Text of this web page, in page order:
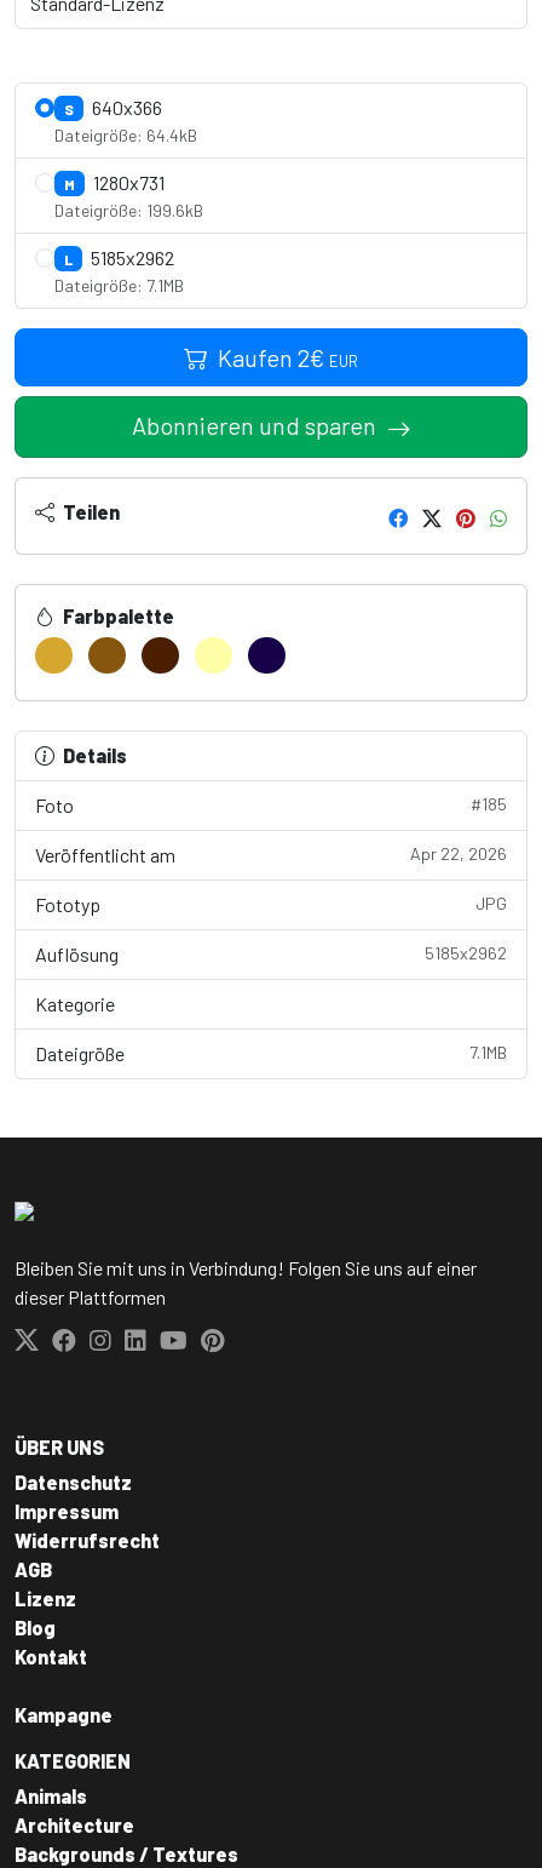
S 640x366
Dateigröße: 64.4kB
M 1280x731
Dateigröße: 199.6kB
L 5185x2962
Dateigröße: 7.1MB
Kaufen 2€ EUR
Abonnieren und sparen
Teilen
Farbpalette
Details
Foto #185
Veröffentlicht am Apr 22, 2026
Fototyp JPG
Auflösung 5185x2962
Kategorie
Dateigröße 7.1MB
Bleiben Sie mit uns in Verbindung! Folgen Sie uns auf einer
dieser Plattformen
ÜBER UNS
Datenschutz
Impressum
Widerrufsrecht
AGB
Lizenz
Blog
Kontakt
Kampagne
KATEGORIEN
Animals
Architecture
Backgrounds / Textures